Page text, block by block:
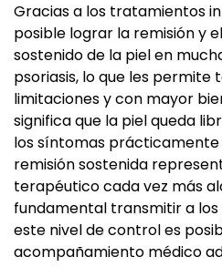
Gracias a los tratamientos
posible lograr la remisión y
sostenido de la piel en
psoriasis, lo que les permite
limitaciones y con mayor
significa que la piel queda
los síntomas prácticamente
remisión sostenida
terapéutico cada vez más
fundamental transmitir a
este nivel de control es
acompañamiento médico